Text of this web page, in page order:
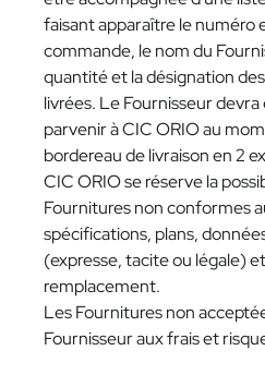
faisant apparaître le numéro
commande, le nom du
quantité et la désignation
livrées. Le Fournisseur
parvenir à CIC ORIO au
bordereau de livraison en 2
CIC ORIO se réserve la
Fournitures non conformes
spécifications, plans,
(expresse, tacite ou légale)
remplacement.
Les Fournitures non
Fournisseur aux frais et